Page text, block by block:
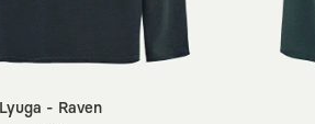
Lyuga - Raven